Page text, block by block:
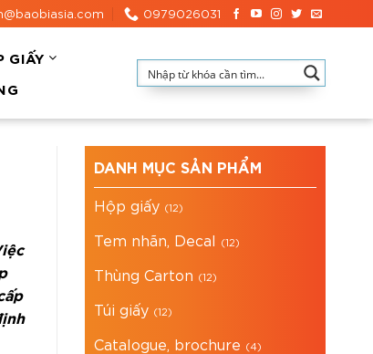
0979026031
GIẤY
DANH MỤC SẢN PHẨM
Hộp giấy (12)
Tem nhãn, Decal (12)
Thùng Carton (12)
Túi giấy (12)
Catalogue, brochure (4)